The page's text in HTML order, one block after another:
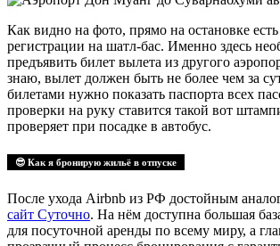
Как видно на фото, прямо на остановке есть
регистрации на шатл-бас. Именно здесь
предъявить билет вылета из другого
знаю, вылет должен быть не более чем за
билетами нужно показать паспорта всех
проверки на руку ставится такой вот
проверяет при посадке в автобус.
😎 Как я бронирую жильё в отпуске
После ухода Airbnb из РФ достойным
сайт Суточно. На нём доступна большая
для посуточной аренды по всему миру, а